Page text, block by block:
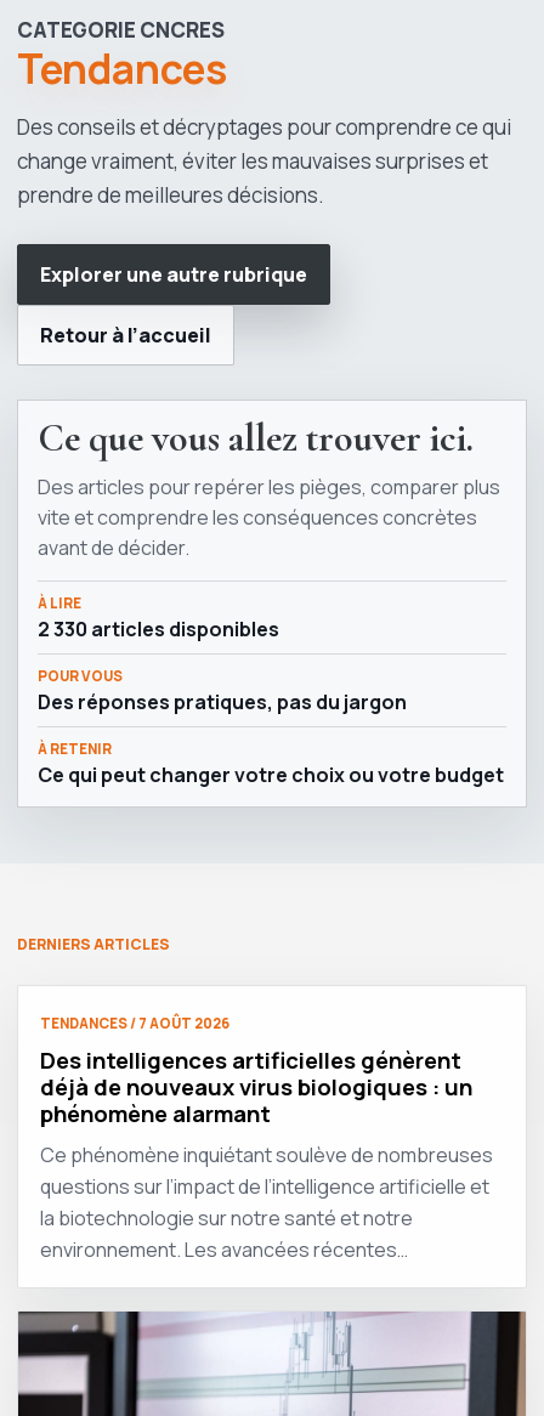
CATEGORIE CNCRES
Tendances
Des conseils et décryptages pour comprendre ce qui
change vraiment, éviter les mauvaises surprises et
prendre de meilleures décisions.
Explorer une autre rubrique
Retour à l’accueil
Ce que vous allez trouver ici.
Des articles pour repérer les pièges, comparer plus
vite et comprendre les conséquences concrètes
avant de décider.
À LIRE
2 330 articles disponibles
POUR VOUS
Des réponses pratiques, pas du jargon
À RETENIR
Ce qui peut changer votre choix ou votre budget
DERNIERS ARTICLES
TENDANCES / 7 AOÛT 2026
Des intelligences artificielles génèrent
déjà de nouveaux virus biologiques : un
phénomène alarmant
Ce phénomène inquiétant soulève de nombreuses
questions sur l’impact de l’intelligence artificielle et
la biotechnologie sur notre santé et notre
environnement. Les avancées récentes…